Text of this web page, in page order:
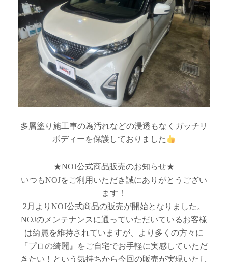
多層塗り施工車の為汚れなどの浸透もなくガッチリ
ボディーを保護しておりました
★NOJ公式商品販売のお知らせ★
いつもNOJをご利用いただき誠にありがとうござい
ます！
2月よりNOJ公式商品の販売が開始となりました。
NOJのメンテナンスに通っていただいているお客様
は綺麗を維持されていますが、より多くの方々に
『プロの綺麗』をご自宅でお手軽に実感していただ
きたい！という気持ちから今回の販売が実現いたし